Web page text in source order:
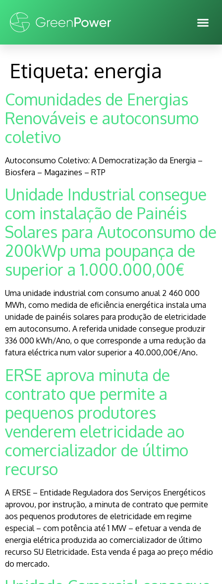
Etiqueta: energia
Comunidades de Energias
Renováveis e autoconsumo
coletivo
Autoconsumo Coletivo: A Democratização da Energia –
Biosfera – Magazines – RTP
Unidade Industrial consegue
com instalação de Painéis
Solares para Autoconsumo de
200kWp uma poupança de
superior a 1.000.000,00€
Uma unidade industrial com consumo anual 2 460 000
MWh, como medida de eficiência energética instala uma
unidade de painéis solares para produção de eletricidade
em autoconsumo. A referida unidade consegue produzir
336 000 kWh/Ano, o que corresponde a uma redução da
fatura eléctrica num valor superior a 40.000,00€/Ano.
ERSE aprova minuta de
contrato que permite a
pequenos produtores
venderem eletricidade ao
comercializador de último
recurso
A ERSE – Entidade Reguladora dos Serviços Energéticos
aprovou, por instrução, a minuta de contrato que permite
aos pequenos produtores de eletricidade em regime
especial – com potência até 1 MW – efetuar a venda de
energia elétrica produzida ao comercializador de último
recurso SU Eletricidade. Esta venda é paga ao preço médio
do mercado.